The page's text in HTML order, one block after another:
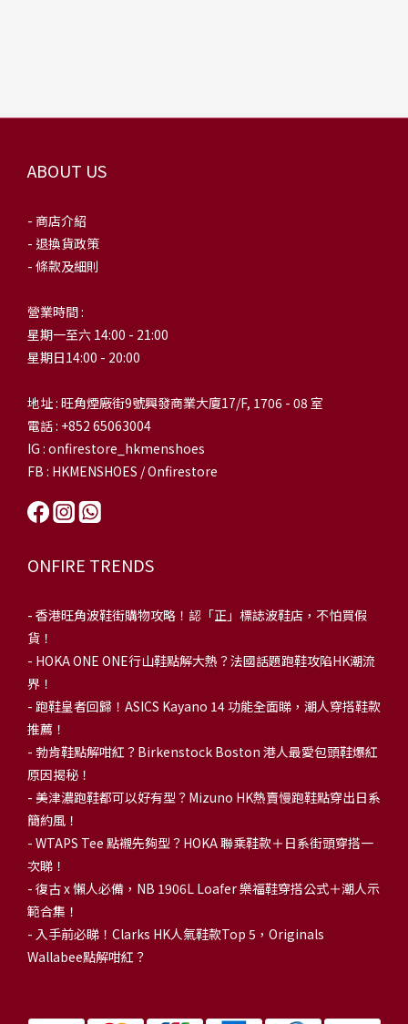
ABOUT US
- 商店介紹
- 退換貨政策
- 條款及細則
營業時間 :
星期一至六 14:00 - 21:00
星期日14:00 - 20:00
地址 : 旺角煙廠街9號興發商業大廈17/F, 1706 - 08 室
電話 : +852 65063004
IG : onfirestore_hkmenshoes
FB : HKMENSHOES / Onfirestore
ONFIRE TRENDS
- 香港旺角波鞋街購物攻略！認「正」標誌波鞋店，不怕買假
貨！
- HOKA ONE ONE行山鞋點解大熱？法國話題跑鞋攻陷HK潮流
界！
- 跑鞋皇者回歸！ASICS Kayano 14 功能全面睇，潮人穿搭鞋款
推薦！
- 勃肯鞋點解咁紅？Birkenstock Boston 港人最愛包頭鞋爆紅
原因揭秘！
- 美津濃跑鞋都可以好有型？Mizuno HK熱賣慢跑鞋點穿出日系
簡約風！
- WTAPS Tee 點襯先夠型？HOKA 聯乘鞋款＋日系街頭穿搭一
次睇！
- 復古 x 懶人必備，NB 1906L Loafer 樂福鞋穿搭公式＋潮人示
範合集！
- 入手前必睇！Clarks HK人氣鞋款Top 5，Originals
Wallabee點解咁紅？